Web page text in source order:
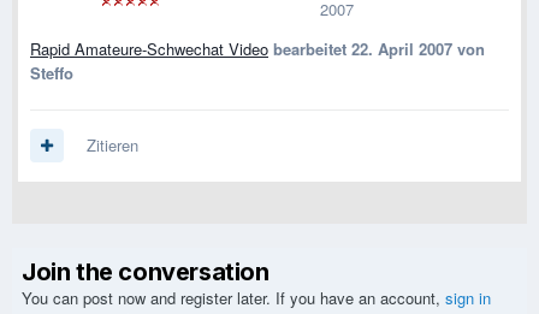
2007
Rapid Amateure-Schwechat Video bearbeitet 22. April 2007 von
Steffo
Zitieren
Join the conversation
You can post now and register later. If you have an account, sign in